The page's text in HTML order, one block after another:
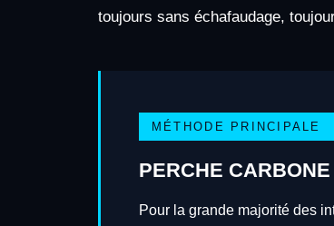
toujours sans échafaudage,
MÉTHODE PRINCIPALE
PERCHE
Pour la grande majorité des